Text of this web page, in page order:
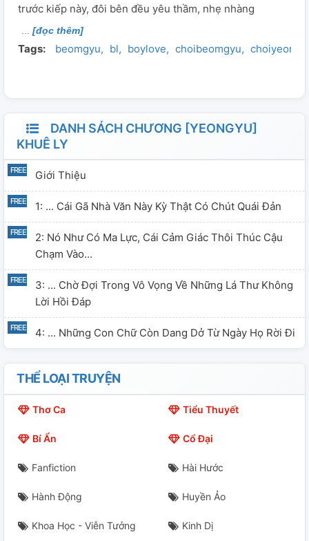
trước kiếp này, đôi bên đều yêu thầm, nhẹ nhàng
[đọc thêm]
Tags: beomgyu bl boylove choibeomgyu
DANH SÁCH CHƯƠNG [YEONGYU]
KHUÊ LY
Giới Thiệu
1: ... Cái Gã Nhà Văn Này Kỳ Thật Có Chút Quái Đản
2: Nó Như Có Ma Lực, Cái Cảm Giác Thôi Thúc Cậu
Chạm Vào...
3: ... Chờ Đợi Trong Vô Vọng Về Những Lá Thư Không
Lời Hồi Đáp
4: ... Những Con Chữ Còn Dang Dở Từ Ngày Họ Rời Đi
THỂ LOẠI TRUYỆN
Thơ Ca Tiểu Thuyết
Bí Ẩn Cổ Đại
Fanfiction Hài Hước
Hành Động Huyền Ảo
Khoa Học - Viễn Tưởng Kinh Dị